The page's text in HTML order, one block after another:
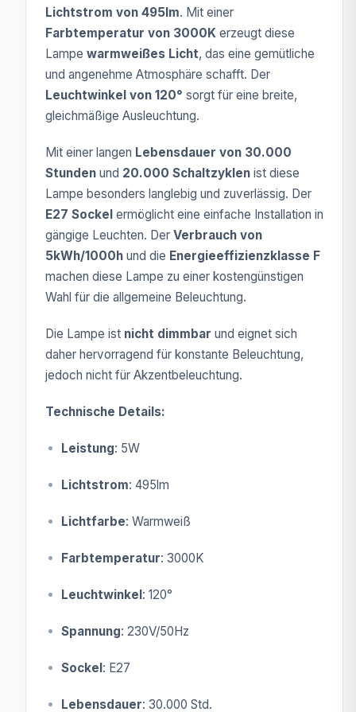
Lichtstrom von 495lm. Mit einer
Farbtemperatur von 3000K erzeugt diese
Lampe warmweißes Licht, das eine gemütliche
und angenehme Atmosphäre schafft. Der
Leuchtwinkel von 120° sorgt für eine breite,
gleichmäßige Ausleuchtung.
Mit einer langen Lebensdauer von 30.000
Stunden und 20.000 Schaltzyklen ist diese
Lampe besonders langlebig und zuverlässig. Der
E27 Sockel ermöglicht eine einfache Installation in
gängige Leuchten. Der Verbrauch von
5kWh/1000h und die Energieeffizienzklasse F
machen diese Lampe zu einer kostengünstigen
Wahl für die allgemeine Beleuchtung.
Die Lampe ist nicht dimmbar und eignet sich
daher hervorragend für konstante Beleuchtung,
jedoch nicht für Akzentbeleuchtung.
Technische Details:
Leistung: 5W
Lichtstrom: 495lm
Lichtfarbe: Warmweiß
Farbtemperatur: 3000K
Leuchtwinkel: 120°
Spannung: 230V/50Hz
Sockel: E27
Lebensdauer: 30.000 Std.